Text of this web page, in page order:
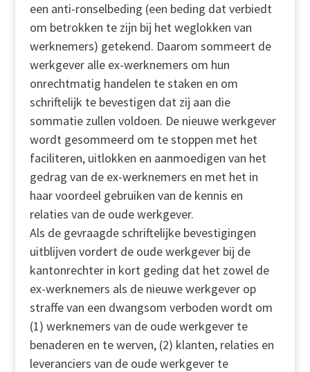
een anti-ronselbeding (een beding dat verbiedt
om betrokken te zijn bij het weglokken van
werknemers) getekend. Daarom sommeert de
werkgever alle ex-werknemers om hun
onrechtmatig handelen te staken en om
schriftelijk te bevestigen dat zij aan die
sommatie zullen voldoen. De nieuwe werkgever
wordt gesommeerd om te stoppen met het
faciliteren, uitlokken en aanmoedigen van het
gedrag van de ex-werknemers en met het in
haar voordeel gebruiken van de kennis en
relaties van de oude werkgever.
Als de gevraagde schriftelijke bevestigingen
uitblijven vordert de oude werkgever bij de
kantonrechter in kort geding dat het zowel de
ex-werknemers als de nieuwe werkgever op
straffe van een dwangsom verboden wordt om
(1) werknemers van de oude werkgever te
benaderen en te werven, (2) klanten, relaties en
leveranciers van de oude werkgever te